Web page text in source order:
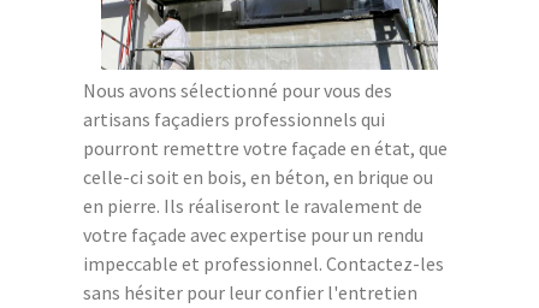
Nous avons sélectionné pour vous des
artisans façadiers professionnels qui
pourront remettre votre façade en état, que
celle-ci soit en bois, en béton, en brique ou
en pierre. Ils réaliseront le ravalement de
votre façade avec expertise pour un rendu
impeccable et professionnel. Contactez-les
sans hésiter pour leur confier l'entretien